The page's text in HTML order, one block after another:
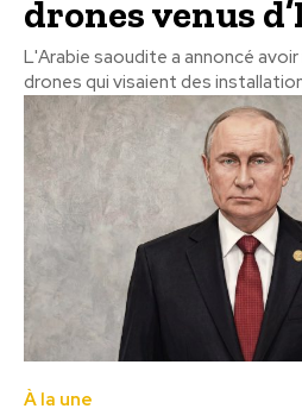
drones venus
L'Arabie saoudite a annoncé
drones qui visaient des
À la une